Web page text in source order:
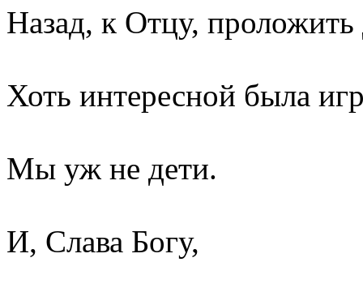
Назад, к Отцу, проложить
Хоть интересной была
Мы уж не дети.
И, Слава Богу,